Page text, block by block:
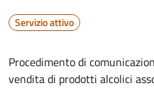
Servizio attivo
Procedimento di
vendita di prodotti alcolici